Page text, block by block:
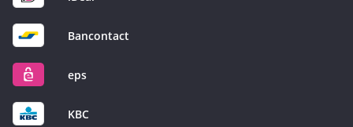
Bancontact
eps
KBC